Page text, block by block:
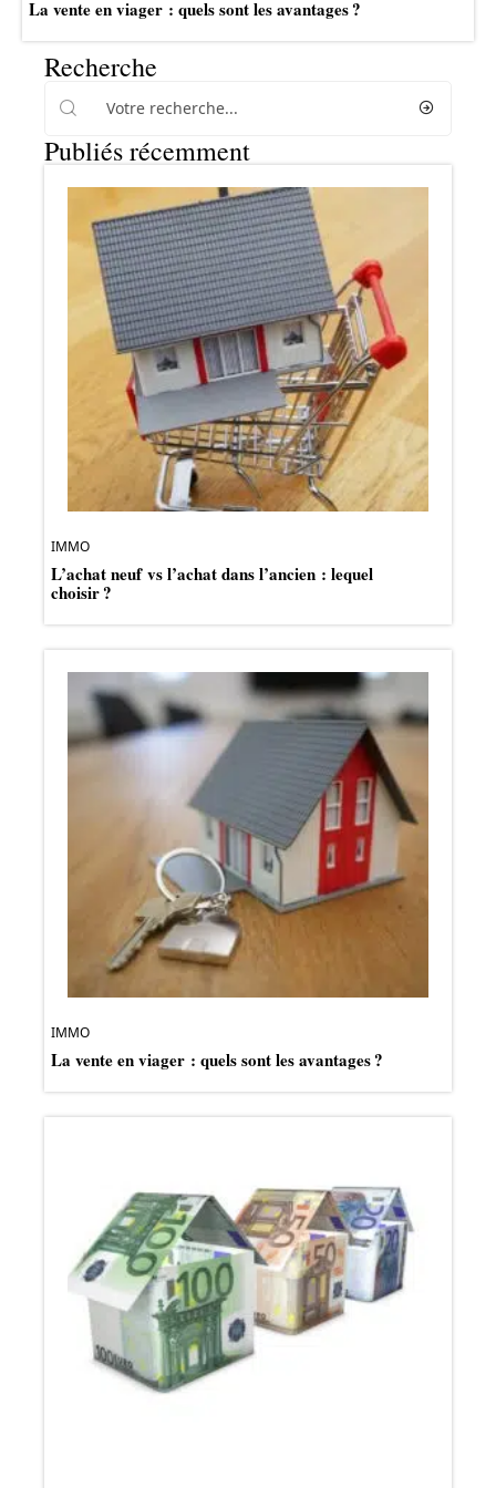
La vente en viager : quels sont les avantages ?
Recherche
Publiés récemment
IMMO
L’achat neuf vs l’achat dans l’ancien : lequel
choisir ?
IMMO
La vente en viager : quels sont les avantages ?